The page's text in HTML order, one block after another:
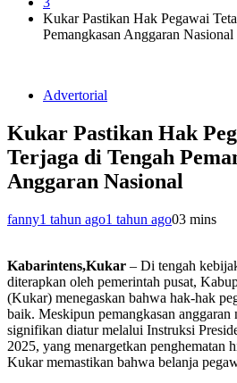
Kukar Pastikan Hak Pegawai
Pemangkasan Anggaran Nasional
Advertorial
Kukar Pastikan Hak
Terjaga di Tengah
Anggaran Nasional
fanny1 tahun ago1 tahun ago03 mins
Kabarintens,Kukar – Di tengah
diterapkan oleh pemerintah pusat,
(Kukar) menegaskan bahwa hak-hak
baik. Meskipun pemangkasan anggaran
signifikan diatur melalui Instruksi
2025, yang menargetkan penghematan
Kukar memastikan bahwa belanja